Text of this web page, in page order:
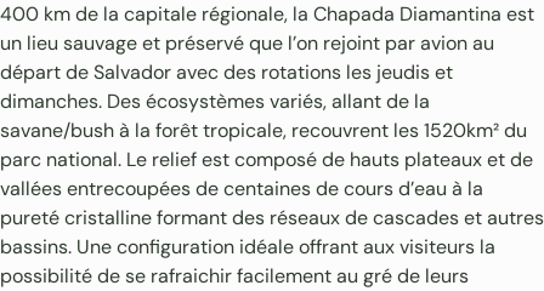
400 km de la capitale régionale, la Chapada Diamantina est
un lieu sauvage et préservé que l’on rejoint par avion au
départ de Salvador avec des rotations les jeudis et
dimanches. Des écosystèmes variés, allant de la
savane/bush à la forêt tropicale, recouvrent les 1520km² du
parc national. Le relief est composé de hauts plateaux et de
vallées entrecoupées de centaines de cours d’eau à la
pureté cristalline formant des réseaux de cascades et autres
bassins. Une configuration idéale offrant aux visiteurs la
possibilité de se rafraichir facilement au gré de leurs